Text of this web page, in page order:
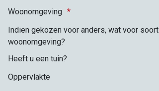
Woonomgeving
Indien gekozen voor anders, wat voor soort
woonomgeving?
Heeft u een tuin?
Oppervlakte